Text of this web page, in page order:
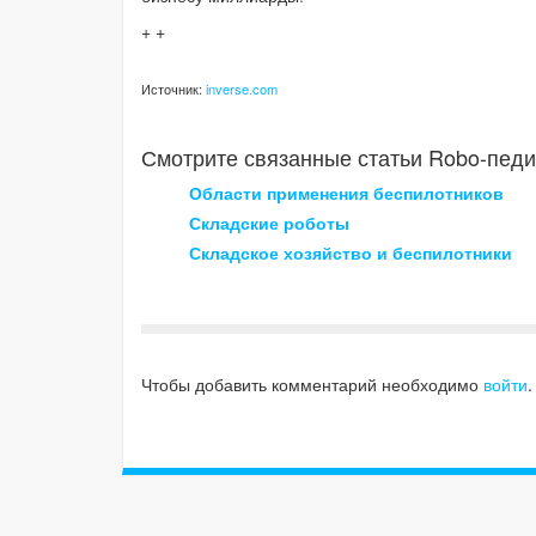
+ +
Источник:inverse.com
Смотрите связанные статьи Robo-
Области применения беспилотников
Складские роботы
Складское хозяйство и беспилотники
Чтобы добавить комментарий необходимо войти.